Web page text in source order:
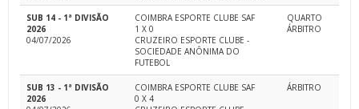
SUB 14 - 1ª DIVISÃO
2026
04/07/2026
COIMBRA ESPORTE CLUBE SAF
1 X 0
CRUZEIRO ESPORTE CLUBE -
SOCIEDADE ANÔNIMA DO
FUTEBOL
QUARTO
ÁRBITRO
SUB 13 - 1ª DIVISÃO
2026
COIMBRA ESPORTE CLUBE SAF
0 X 4
ÁRBITRO